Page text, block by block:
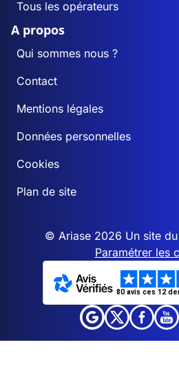
Tous les opérateurs
A propos
Qui sommes nous ?
Contact
Mentions légales
Données personnelles
Cookies
Plan de site
© Ariase 2026 Un site
Paramétrer les
80 avis ces 12